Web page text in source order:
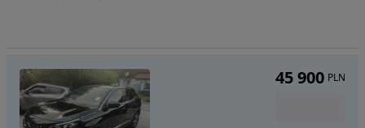
45 900 PLN